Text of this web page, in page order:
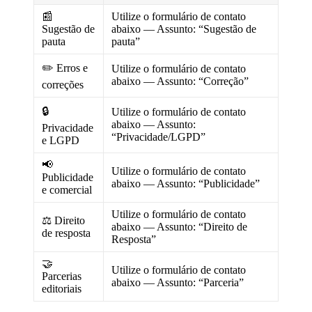
📰
Sugestão de
pauta
Utilize o formulário de contato
abaixo — Assunto: “Sugestão de
pauta”
✏️ Erros e
correções
Utilize o formulário de contato
abaixo — Assunto: “Correção”
🔒
Privacidade
e LGPD
Utilize o formulário de contato
abaixo — Assunto:
“Privacidade/LGPD”
📢
Publicidade
e comercial
Utilize o formulário de contato
abaixo — Assunto: “Publicidade”
⚖️ Direito
de resposta
Utilize o formulário de contato
abaixo — Assunto: “Direito de
Resposta”
🤝
Parcerias
editoriais
Utilize o formulário de contato
abaixo — Assunto: “Parceria”